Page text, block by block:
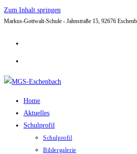
Zum Inhalt springen
Markus-Gottwalt-Schule - Jahnstraße 15, 92676
Home
Aktuelles
Schulprofil
Schulprofil
Bildergalerie